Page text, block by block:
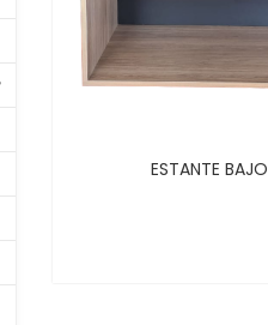
ESTANTE BAJO